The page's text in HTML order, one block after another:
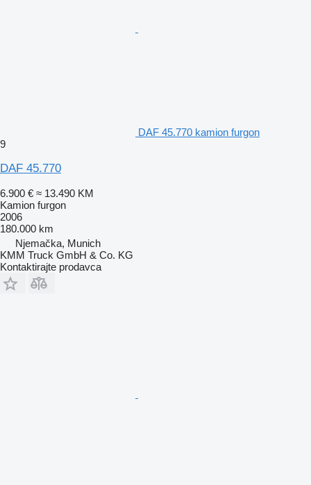
DAF 45.770 kamion furgon
9
DAF 45.770
6.900 € ≈ 13.490 KM
Kamion furgon
2006
180.000 km
Njemačka, Munich
KMM Truck GmbH & Co. KG
Kontaktirajte prodavca